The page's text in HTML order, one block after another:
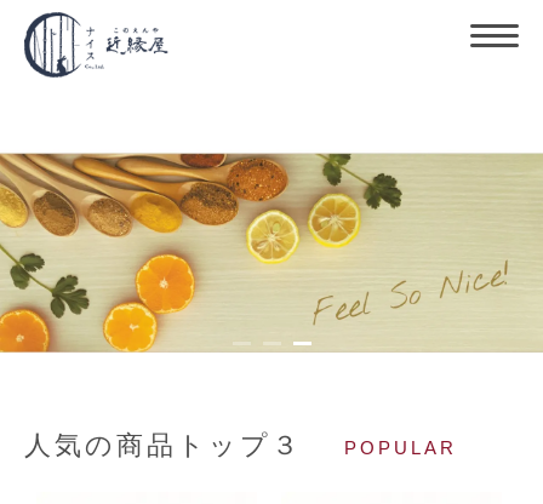
人気の商品トップ３ POPULAR